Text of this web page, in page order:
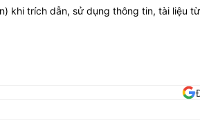
) khi trích dẫn, sử dụng thông tin, tài liệu